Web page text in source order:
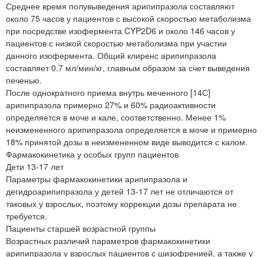
Среднее время полувыведения арипипразола составляют
около 75 часов у пациентов с высокой скоростью метаболизма
при посредстве изофермента CYP2D6 и около 146 часов у
пациентов с низкой скоростью метаболизма при участии
данного изофермента. Общий клиренс арипипразола
составляет 0.7 мл/мин/кг, главным образом за счет выведения
печенью.
После однократного приема внутрь меченного [14С]
арипипразола примерно 27% и 60% радиоактивности
определяется в моче и кале, соответственно. Менее 1%
неизмененного арипипразола определяется в моче и примерно
18% принятой дозы в неизмененном виде выводится с калом.
Фармакокинетика у особых групп пациентов
Дети 13-17 лет
Параметры фармакокинетики арипипразола и
дегидроарипипразола у детей 13-17 лет не отличаются от
таковых у взрослых, поэтому коррекции дозы препарата не
требуется.
Пациенты старшей возрастной группы
Возрастных различий параметров фармакокинетики
арипипразола у взрослых пациентов с шизофренией, а также у